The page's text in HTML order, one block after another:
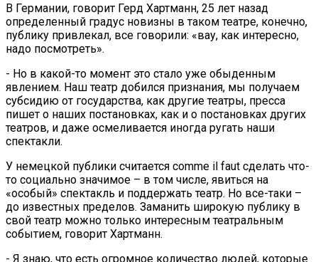
В Германии, говорит Герд Хартманн, 25 лет назад
определенный градус новизны в таком театре, конечно,
публику привлекал, все говорили: «вау, как интересно,
надо посмотреть».
- Но в какой-то момент это стало уже обыденным
явлением. Наш театр добился признания, мы получаем
субсидию от государства, как другие театры, пресса
пишет о наших постановках, как и о постановках других
театров, и даже осмеливается иногда ругать наши
спектакли.
У немецкой публики считается comme il faut сделать что-
то социально значимое – в том числе, явиться на
«особый» спектакль и поддержать театр. Но все-таки –
до известных пределов. Заманить широкую публику в
свой театр можно только интересным театральным
событием, говорит Хартманн.
- Я знаю, что есть огромное количество людей, которые